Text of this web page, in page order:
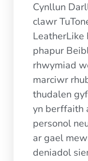
Cynllun
clawr
LeatherLike
phapur
rhwymiad
marciwr
thudalen
yn berffaith
personol
ar gael
deniadol